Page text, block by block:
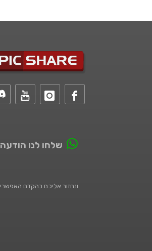
שלחו לנו הודעה
ונחזור אליכם בהקדם האפשרי